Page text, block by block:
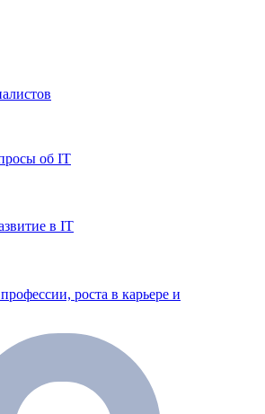
об IT
в IT
роста в карьере и